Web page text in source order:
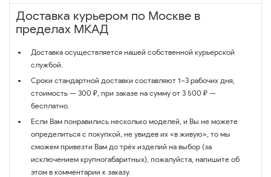
Доставка курьером по Москве в
пределах МКАД
Доставка осуществляется нашей собственной курьерской
службой.
Сроки стандартной доставки составляют 1–3 рабочих дня,
стоимость — 300 ₽, при заказе на сумму от 3 500 ₽ —
бесплатно.
Если Вам понравились несколько моделей, и Вы не можете
определиться с покупкой, не увидев их «в живую», то мы
сможем привезти Вам до трёх изделий на выбор (за
исключением крупногабаритных), пожалуйста, напишите об
этом в комментарии к заказу.